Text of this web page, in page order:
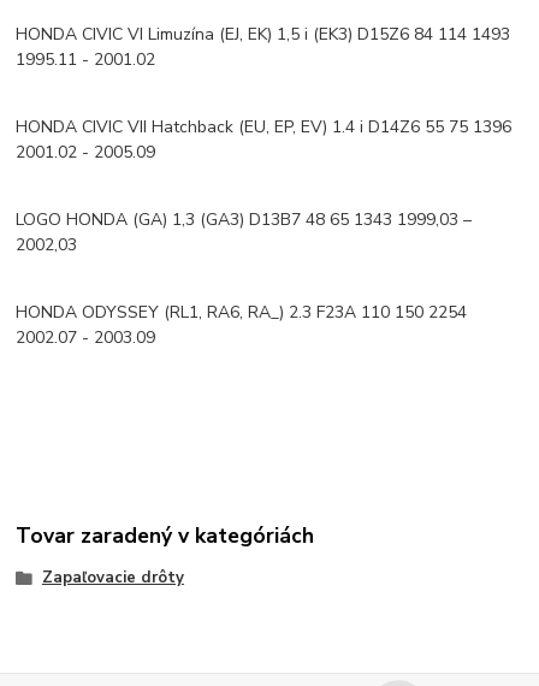
HONDA CIVIC VI Limuzína (EJ, EK) 1,5 i (EK3) D15Z6 84 114 1493
1995.11 - 2001.02
HONDA CIVIC VII Hatchback (EU, EP, EV) 1.4 i D14Z6 55 75 1396
2001.02 - 2005.09
LOGO HONDA (GA) 1,3 (GA3) D13B7 48 65 1343 1999,03 –
2002,03
HONDA ODYSSEY (RL1, RA6, RA_) 2.3 F23A 110 150 2254
2002.07 - 2003.09
Tovar zaradený v kategóriách
Zapaľovacie drôty